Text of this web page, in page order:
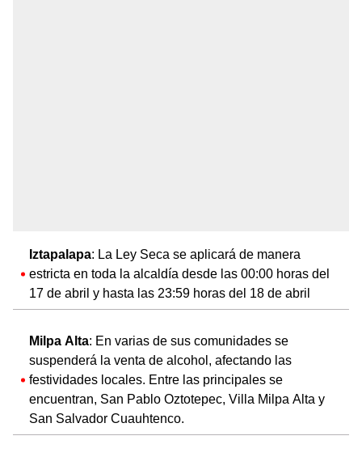
Iztapalapa: La Ley Seca se aplicará de manera
estricta en toda la alcaldía desde las 00:00 horas del
17 de abril y hasta las 23:59 horas del 18 de abril
Milpa Alta: En varias de sus comunidades se
suspenderá la venta de alcohol, afectando las
festividades locales. Entre las principales se
encuentran, San Pablo Oztotepec, Villa Milpa Alta y
San Salvador Cuauhtenco.